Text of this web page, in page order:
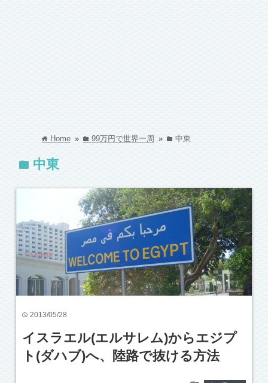
home Home » folder 99万円で世界一周 » folder 中東
folder 中東
time 2013/05/28
イスラエル(エルサレム)からエジプ
ト(ダハブ)へ、陸路で抜ける方法